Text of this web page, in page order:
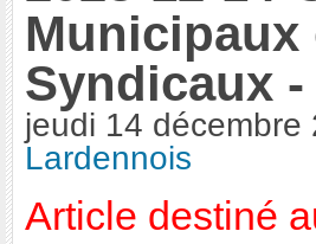
Municipaux
Syndicaux -
jeudi 14 décembre
Lardennois
Article destiné